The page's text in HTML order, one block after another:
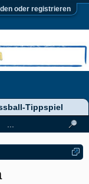
oder registrieren
Tippspiel